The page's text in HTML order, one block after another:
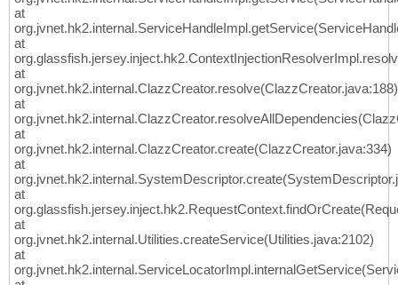
at
at
at
org.jvnet.hk2.internal.ClazzCreator.resolve(ClazzCreator.java:188)
at
at
org.jvnet.hk2.internal.ClazzCreator.create(ClazzCreator.java:334)
at
at
at
org.jvnet.hk2.internal.Utilities.createService(Utilities.java:2102)
at